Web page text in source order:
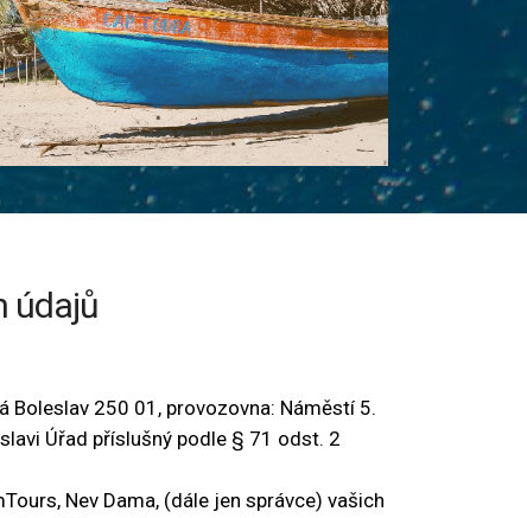
údajů
Boleslav 250 01, provozovna: Náměstí 5.
Úřad příslušný podle § 71 odst. 2
Nev Dama, (dále jen správce) vašich